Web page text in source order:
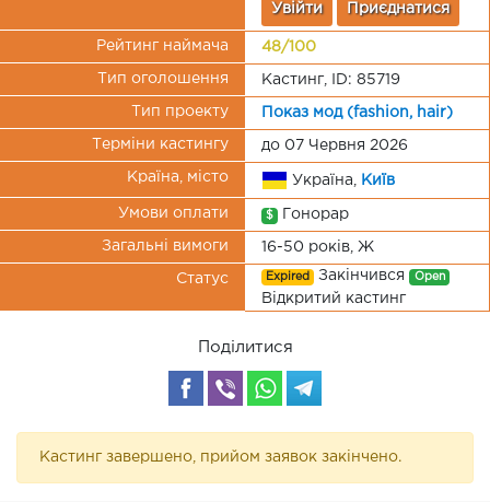
Увійти Приєднатися
Рейтинг наймача 48/100
Тип оголошення Кастинг, ID: 85719
Тип проекту Показ мод (fashion, hair)
Терміни кастингу до 07 Червня 2026
Країна, місто Україна, Київ
Умови оплати $ Гонорар
Загальні вимоги 16-50 років, Ж
Статус Expired Закінчився Open
Відкритий кастинг
Поділитися
Кастинг завершено, прийом заявок закінчено.